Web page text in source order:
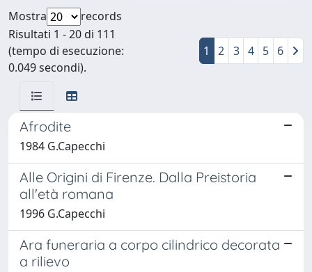
Mostra
records
Risultati 1 - 20 di 111
(tempo di esecuzione:
0.049 secondi).
1 2 3 4 5 6
Afrodite
1984 G.Capecchi
Alle Origini di Firenze. Dalla Preistoria
all'età romana
1996 G.Capecchi
Ara funeraria a corpo cilindrico decorata
a rilievo